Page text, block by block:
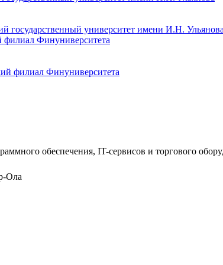
филиал Финуниверситета
обеспечения, IT-сервисов и торгового
Ола